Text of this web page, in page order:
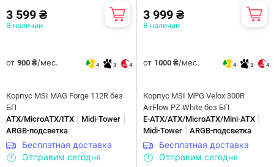
3 599 ₴
В наличии
от 900 ₴/мес. 4 3 4
Корпус MSI MAG Forge 112R без
БП
ATX/MicroATX/ITX
Midi-Tower
ARGB-подсветка
Бесплатная доставка
Отправим сегодня
3 999 ₴
В наличии
от 1000 ₴/мес. 4 3 4
Корпус MSI MPG Velox 300R
AirFlow PZ White без БП
E-ATX/ATX/MicroATX/Mini-ATX
Midi-Tower ARGB-подсветка
Бесплатная доставка
Отправим сегодня